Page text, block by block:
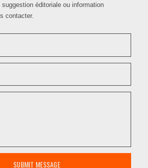
éditoriale ou information
contacter.
SUBMIT MESSAGE